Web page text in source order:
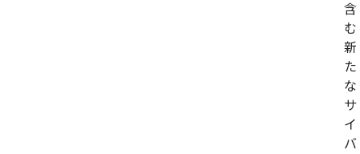
含
む
新
た
な
サ
イ
バ